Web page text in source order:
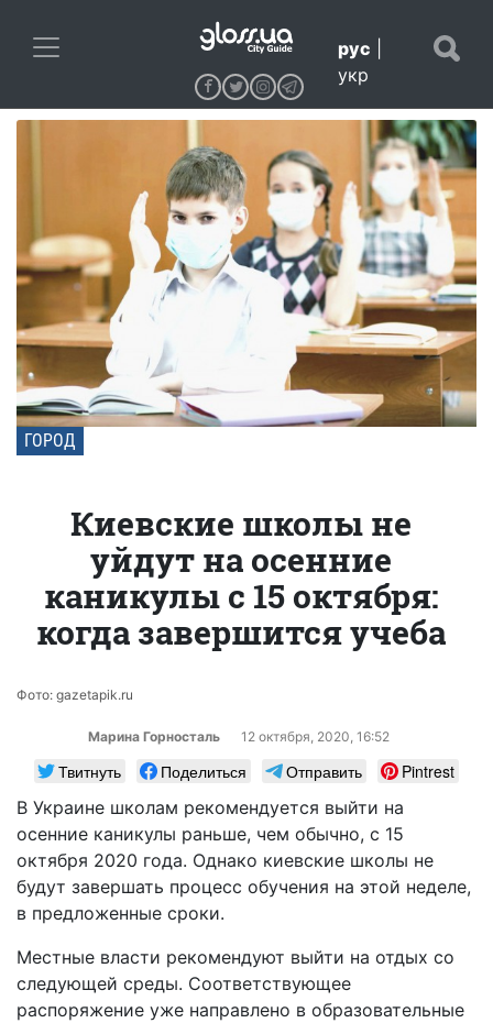
рус
укр
ГОРОД
Киевские школы не
уйдут на осенние
каникулы с 15 октября:
когда завершится учеба
Фото: gazetapik.ru
Марина Горносталь 12 октября, 2020, 16:52
Твитнуть Поделиться Отправить
Pintrest
В Украине школам рекомендуется выйти на
осенние каникулы раньше, чем обычно, с 15
октября 2020 года. Однако киевские школы не
будут завершать процесс обучения на этой неделе,
в предложенные сроки.
Местные власти рекомендуют выйти на отдых со
следующей среды. Соответствующее
распоряжение уже направлено в образовательные